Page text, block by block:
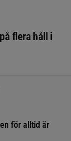
flera håll i
för alltid är